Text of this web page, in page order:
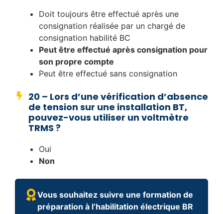
Doit toujours être effectué après une
consignation réalisée par un chargé de
consignation habilité BC
Peut être effectué après consignation pour
son propre compte
Peut être effectué sans consignation
20 – Lors d’une vérification d’absence
de tension sur une installation BT,
pouvez-vous utiliser un voltmètre
TRMS ?
Oui
Non
Vous souhaitez suivre une formation de
préparation à l’habilitation électrique BR